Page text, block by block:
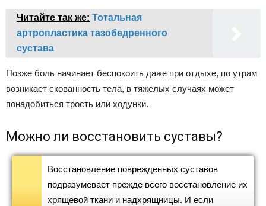
Читайте так же: Тотальная
артропластика тазобедренного
сустава
Позже боль начинает беспокоить даже при отдыхе, по утрам
возникает скованность тела, в тяжелых случаях может
понадобиться трость или ходунки.
Можно ли восстановить суставы?
Восстановление поврежденных суставов
подразумевает прежде всего восстановление их
хрящевой ткани и надхрящницы. И если